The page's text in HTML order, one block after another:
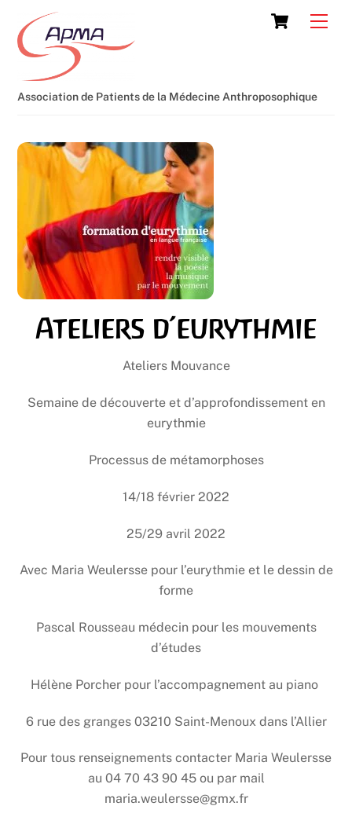
content
Cart
Association de Patients de la Médecine Anthroposophique
Ateliers d’eurythmie
Ateliers Mouvance
Semaine de découverte et d’approfondissement en
eurythmie
Processus de métamorphoses
14/18 février 2022
25/29 avril 2022
Avec Maria Weulersse pour l’eurythmie et le dessin de
forme
Pascal Rousseau médecin pour les mouvements
d’études
Hélène Porcher pour l’accompagnement au piano
6 rue des granges 03210 Saint-Menoux dans l’Allier
Pour tous renseignements contacter Maria Weulersse
au 04 70 43 90 45 ou par mail
maria.weulersse@gmx.fr